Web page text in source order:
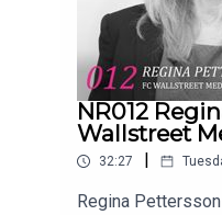
NR012
Wallstreet
32:27
Regina Pettersson